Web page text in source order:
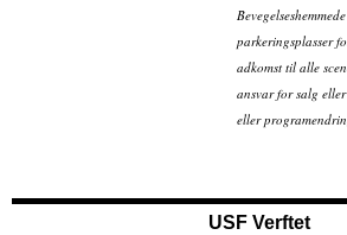
parkeringsplasser
adkomst til alle
ansvar for salg
eller
USF Verftet